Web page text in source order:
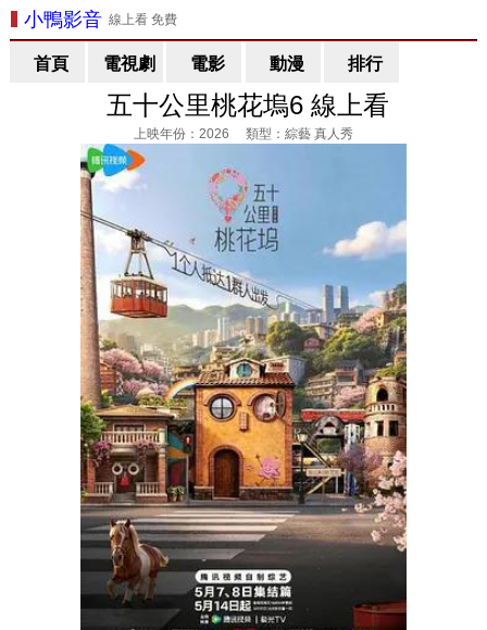
小鴨影音線上看 免費
首頁 電視劇 電影 動漫 排行
五十公里桃花塢6 線上看
上映年份：2026 類型：綜藝 真人秀